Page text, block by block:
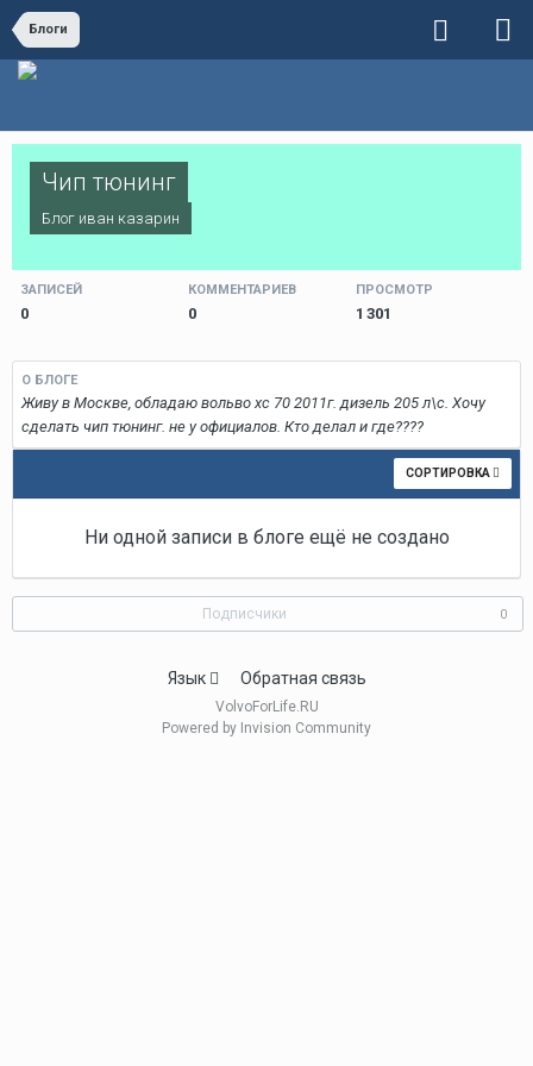
Блоги
Чип тюнинг
Блог иван казарин
ЗАПИСЕЙ
0
КОММЕНТАРИЕВ
0
ПРОСМОТР
1 301
О БЛОГЕ
Живу в Москве, обладаю вольво xc 70 2011г. дизель 205 л\с. Хочу
сделать чип тюнинг. не у официалов. Кто делал и где????
СОРТИРОВКА
Ни одной записи в блоге ещё не создано
Подписчики 0
Язык Обратная связь
VolvoForLife.RU
Powered by Invision Community